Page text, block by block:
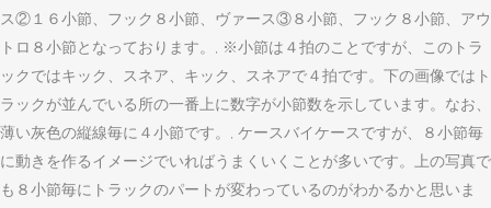
ス②１６小節、フック８小節、ヴァース③８小節、フック８小節、アウ
トロ８小節となっております。, ※小節は４拍のことですが、このトラ
ックではキック、スネア、キック、スネアで４拍です。下の画像ではト
ラックが並んでいる所の一番上に数字が小節数を示しています。なお、
薄い灰色の縦線毎に４小節です。, ケースバイケースですが、８小節毎
に動きを作るイメージでいればうまくいくことが多いです。上の写真で
も８小節毎にトラックのパートが変わっているのがわかるかと思いま